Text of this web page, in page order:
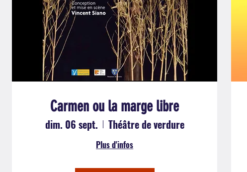
Carmen ou la marge libre
dim. 06 sept. Théâtre de verdure
Plus d'infos